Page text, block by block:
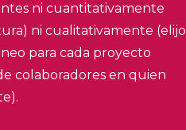
ni cuantitativamente
ni cualitativamente (elijo
para cada proyecto
colaboradores en quien